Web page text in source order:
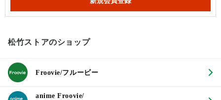
松竹ストアのショップ
Froovie/フルービー
anime Froovie/